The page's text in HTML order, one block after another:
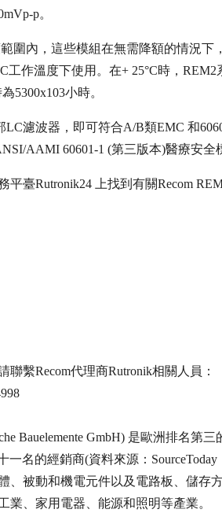
p。
範圍內，這些模組在無需降額的情況下
工作溫度下使用。在+ 25°C時，
5300x103小時。
濾波器，即可符合A/B類EMC 和
AAMI 60601-1 (第三版本)醫療安全
平臺Rutronik24 上找到有關Recom
繫Recom代理商Rutronik相關人員：
Bauelemente GmbH) 是歐洲排名第
一名的經銷商(資料來源：
、被動和機電元件以及電路板、儲存
業、家用電器、能源和照明等產業。